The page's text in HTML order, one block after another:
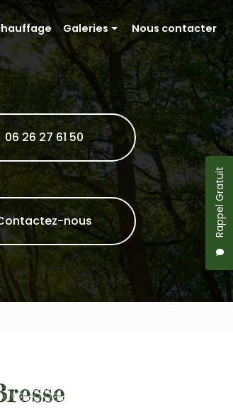
Rappel Gratuit
Galeries
Entretien paysager
Entretien de parcelle forestière
Vente de bois de chauffage
Nous contacter
06 26 27 61 50
nous